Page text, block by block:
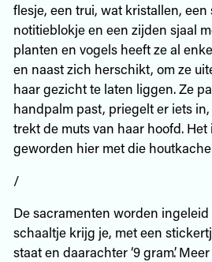
flesje, een trui, wat kristallen, een
notitieblokje en een zijden sjaal
planten en vogels heeft ze al
en naast zich herschikt, om ze
haar gezicht te laten liggen. Ze
handpalm past, priegelt er iets
trekt de muts van haar hoofd.
geworden hier met die
/
De sacramenten worden
schaaltje krijg je, met een
staat en daarachter ‘9 gram’.